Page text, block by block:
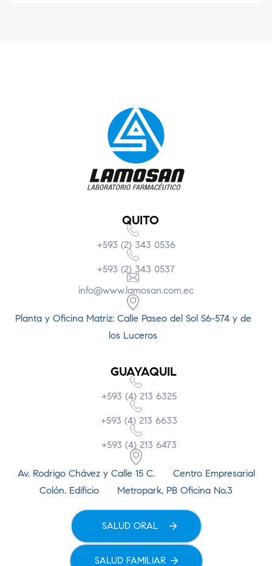
QUITO
+593 (2) 343 0536
+593 (2) 343 0537
info@www.lamosan.com.ec
Planta y Oficina Matriz: Calle Paseo del Sol S6-574 y de
los Luceros
GUAYAQUIL
+593 (4) 213 6325
+593 (4) 213 6633
+593 (4) 213 6473
Av. Rodrigo Chávez y Calle 15 C. Centro Empresarial
Colón. Edificio Metropark, PB Oficina No.3
SALUD ORAL
SALUD FAMILIAR